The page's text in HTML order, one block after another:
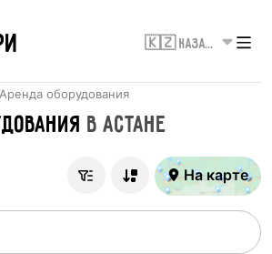
🇰🇿 Казахстан
Аренда оборудования
вАстане
На карте